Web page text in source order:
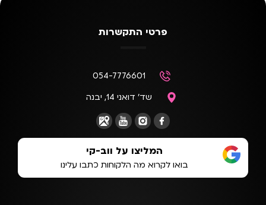
פרטי התקשרות
054-7776601
שד' דואני 14, יבנה
המליצו על ווב-קי
בואו לקרוא מה הלקוחות כתבו עלינו